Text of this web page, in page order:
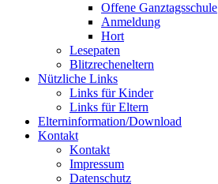
Offene Ganztagsschule
Anmeldung
Hort
Lesepaten
Blitzrecheneltern
Nützliche Links
Links für Kinder
Links für Eltern
Elterninformation/Download
Kontakt
Kontakt
Impressum
Datenschutz